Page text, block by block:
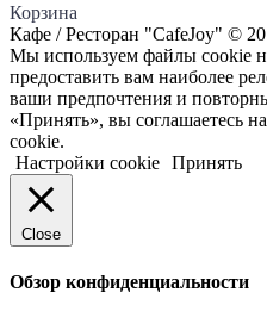
Корзина
Кафе / Ресторан "CafeJoy" ©
Мы используем файлы cookie
предоставить вам наиболее
ваши предпочтения и
«Принять», вы соглашаетесь
cookie.
Настройки cookie Принять
Close
Обзор конфиденциальности